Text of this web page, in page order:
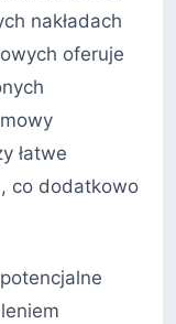
nakładach
oferuje
łatwe
co dodatkowo